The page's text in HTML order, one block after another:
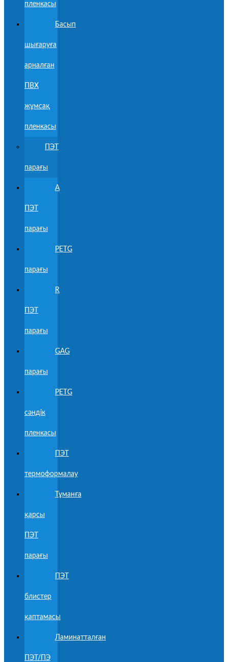
пленкасы
Басып
шығаруға
арналған
ПВХ
жұмсақ
пленкасы
ПЭТ
парағы
A
ПЭТ
парағы
PETG
парағы
R
ПЭТ
парағы
GAG
парағы
PETG
сәндік
пленкасы
ПЭТ
термоформалау
Тұманға
қарсы
ПЭТ
парағы
ПЭТ
блистер
қаптамасы
Ламинатталған
ПЭТ/ПЭ